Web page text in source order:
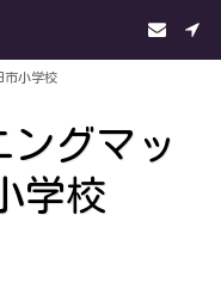
市小学校
ングマッ
学校